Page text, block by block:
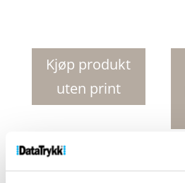
antallKjøp produkt
uten print
Produktnr: